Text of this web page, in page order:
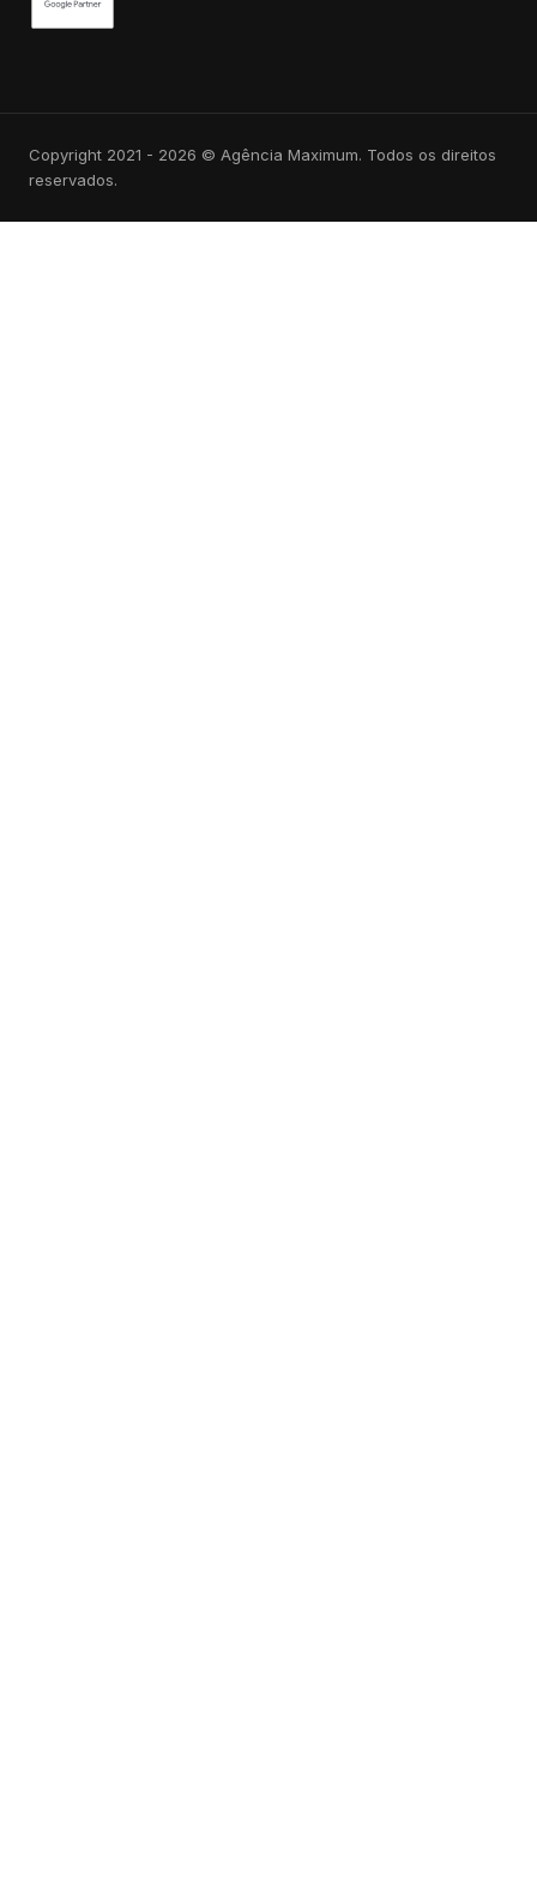
Copyright 2021 - 2026 © Agência Maximum. Todos os direitos
reservados.